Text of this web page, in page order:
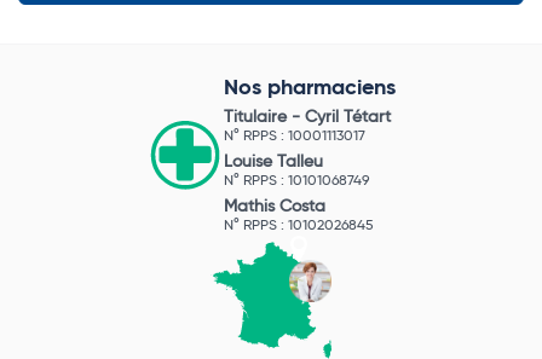
Nos pharmaciens
Titulaire - Cyril Tétart
N° RPPS : 10001113017
Louise Talleu
N° RPPS : 10101068749
Mathis Costa
N° RPPS : 10102026845